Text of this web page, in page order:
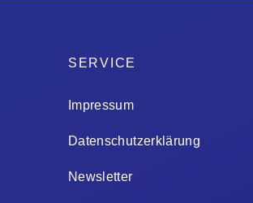
SERVICE
Impressum
Datenschutzerklärung
Newsletter